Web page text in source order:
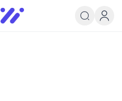
Infoedu
Ta&#039;lim xabarlari va